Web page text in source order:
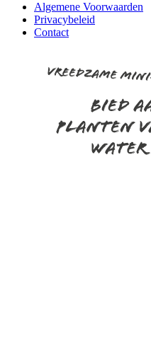
Algemene Voorwaarden
Privacybeleid
Contact